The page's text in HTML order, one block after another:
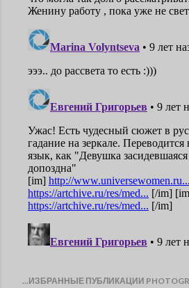
...ИЗБРАННЫЕ ПУБЛИКАЦИИ